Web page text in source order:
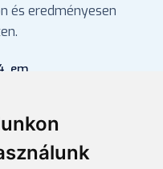
és eredményesen
em.